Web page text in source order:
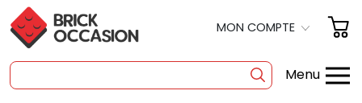
MON COMPTE
Menu